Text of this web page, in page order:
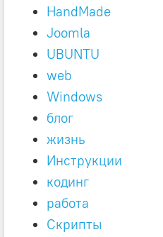
HandMade
Joomla
UBUNTU
web
Windows
блог
жизнь
Инструкции
кодинг
работа
Скрипты